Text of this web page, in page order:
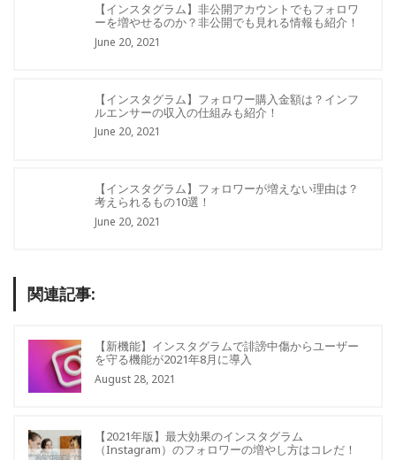
【インスタグラム】非公開アカウントでもフォロワ
ーを増やせるのか？非公開でも見れる情報も紹介！
June 20, 2021
【インスタグラム】フォロワー購入金額は？インフ
ルエンサーの収入の仕組みも紹介！
June 20, 2021
【インスタグラム】フォロワーが増えない理由は？
考えられるもの10選！
June 20, 2021
関連記事:
【新機能】インスタグラムで誹謗中傷からユーザー
を守る機能が2021年8月に導入
August 28, 2021
【2021年版】最大効果のインスタグラム
（Instagram）のフォロワーの増やし方はコレだ！